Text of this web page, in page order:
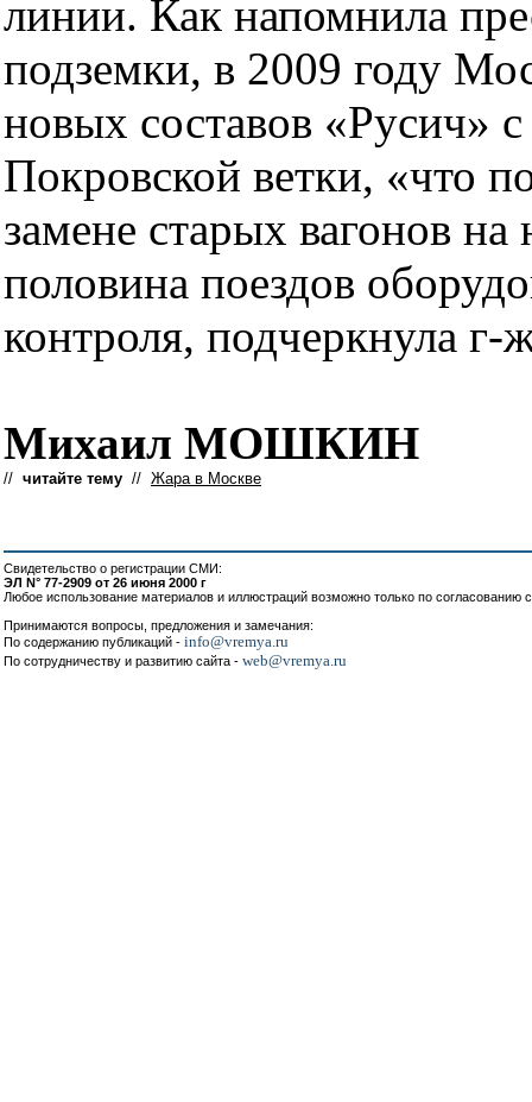
линии. Как напомнила
подземки, в 2009 году
новых составов «Русич»
Покровской ветки, «что
замене старых вагонов
половина поездов
контроля, подчеркнула г-
Михаил МОШКИН
// читайте тему // Жара в Москве
Свидетельство о регистрации СМИ:
ЭЛ N° 77-2909 от 26 июня 2000 г
Любое использование материалов и иллюстраций возможно только по согласованию
Принимаются вопросы, предложения и замечания:
По содержанию публикаций - info@vremya.ru
По сотрудничеству и развитию сайта - web@vremya.ru